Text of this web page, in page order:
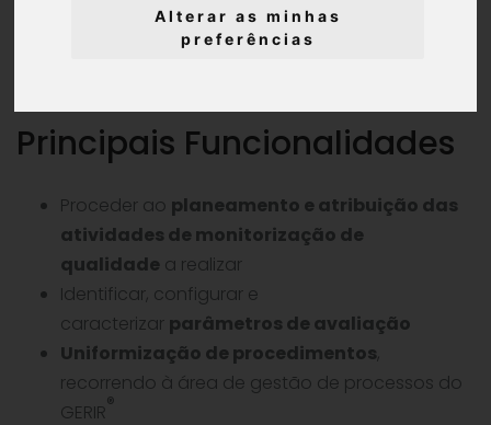
Alterar as minhas
preferências
(compras, receções, produtos, entidades,
fornecedores, investimentos, etc.).
Principais Funcionalidades
Proceder ao planeamento e atribuição das
atividades de monitorização de
qualidade a realizar
Identificar, configurar e
caracterizar parâmetros de avaliação
Uniformização de procedimentos,
recorrendo à área de gestão de processos do
GERIR®